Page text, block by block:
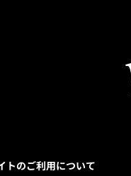
トのご利用について